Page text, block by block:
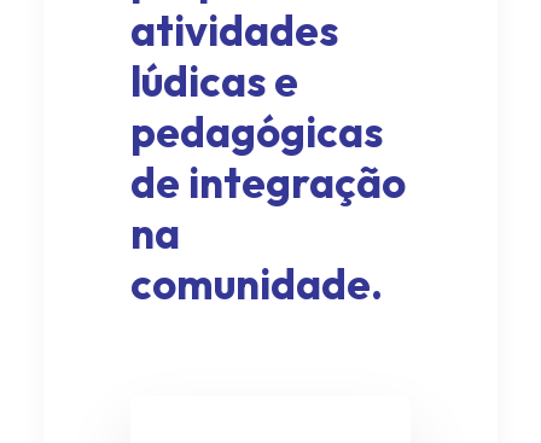
atividades
lúdicas e
pedagógicas
de integração
na
comunidade.